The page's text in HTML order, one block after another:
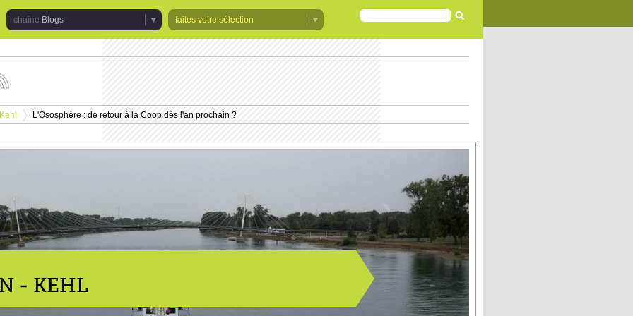
Blogs
faites votre sélection
FORMULAIRE
DE
RECHERCHE
>
L'Ososphère : de retour à la Coop dès l'an prochain ?
- KEHL